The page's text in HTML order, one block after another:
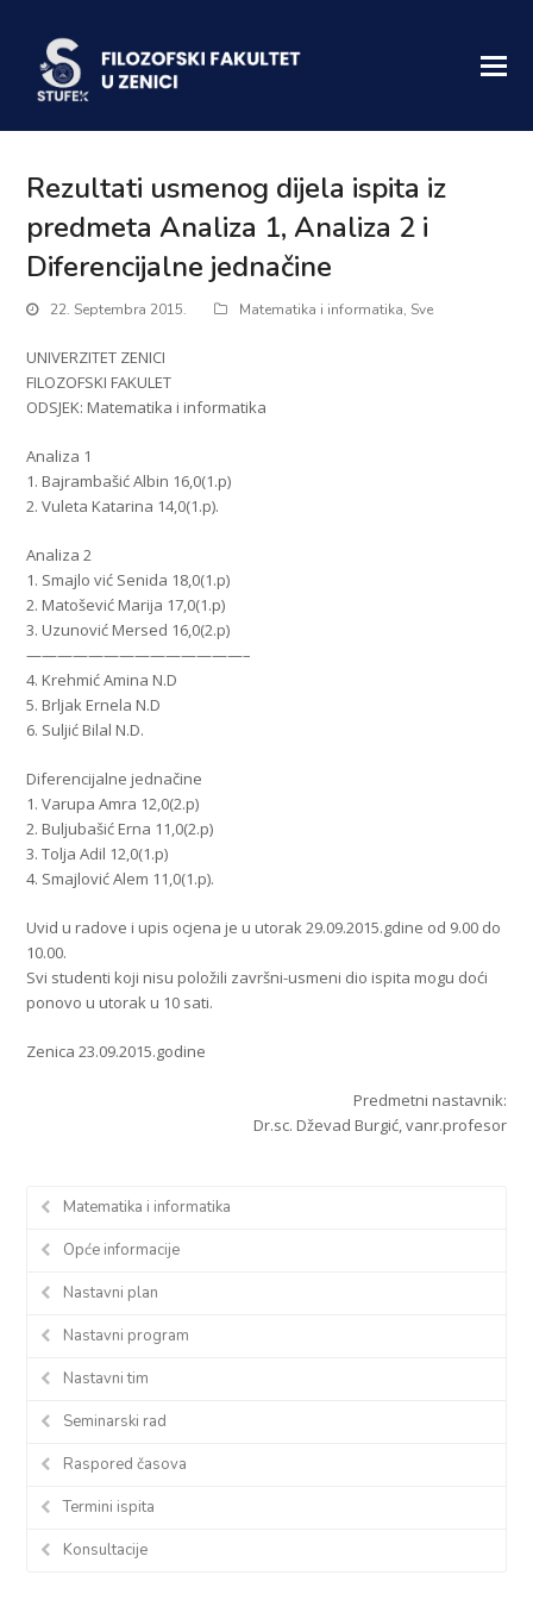
Rezultati usmenog dijela ispita iz
predmeta Analiza 1, Analiza 2 i
Diferencijalne jednačine
22. Septembra 2015. Matematika i informatika, Sve
UNIVERZITET ZENICI
FILOZOFSKI FAKULET
ODSJEK: Matematika i informatika
Analiza 1
1. Bajrambašić Albin 16,0(1.p)
2. Vuleta Katarina 14,0(1.p).
Analiza 2
1. Smajlo vić Senida 18,0(1.p)
2. Matošević Marija 17,0(1.p)
3. Uzunović Mersed 16,0(2.p)
——————————————–
4. Krehmić Amina N.D
5. Brljak Ernela N.D
6. Suljić Bilal N.D.
Diferencijalne jednačine
1. Varupa Amra 12,0(2.p)
2. Buljubašić Erna 11,0(2.p)
3. Tolja Adil 12,0(1.p)
4. Smajlović Alem 11,0(1.p).
Uvid u radove i upis ocjena je u utorak 29.09.2015.gdine od 9.00 do
10.00.
Svi studenti koji nisu položili završni-usmeni dio ispita mogu doći
ponovo u utorak u 10 sati.
Zenica 23.09.2015.godine
Predmetni nastavnik:
Dr.sc. Dževad Burgić, vanr.profesor
Matematika i informatika
Opće informacije
Nastavni plan
Nastavni program
Nastavni tim
Seminarski rad
Raspored časova
Termini ispita
Konsultacije